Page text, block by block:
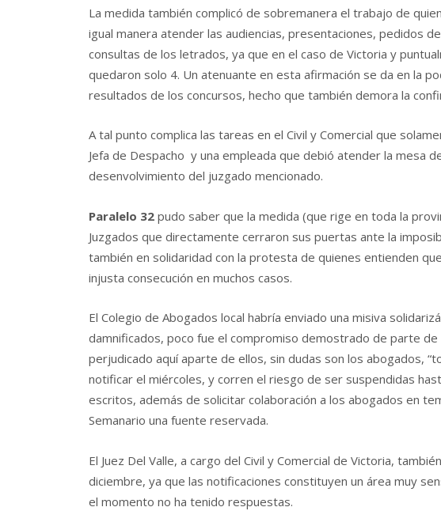
La medida también complicó de sobremanera el trabajo de
igual manera atender las audiencias, presentaciones, pedidos
consultas de los letrados, ya que en el caso de Victoria y
quedaron solo 4. Un atenuante en esta afirmación se da en la
resultados de los concursos, hecho que también demora la
A tal punto complica las tareas en el Civil y Comercial que
Jefa de Despacho y una empleada que debió atender la mesa
desenvolvimiento del juzgado mencionado.
Paralelo 32 pudo saber que la medida (que rige en toda la
Juzgados que directamente cerraron sus puertas ante la
también en solidaridad con la protesta de quienes entienden
injusta consecución en muchos casos.
El Colegio de Abogados local habría enviado una misiva
damnificados, poco fue el compromiso demostrado de parte
perjudicado aquí aparte de ellos, sin dudas son los abogados,
notificar el miércoles, y corren el riesgo de ser suspendidas
escritos, además de solicitar colaboración a los abogados en
Semanario una fuente reservada.
El Juez Del Valle, a cargo del Civil y Comercial de Victoria,
diciembre, ya que las notificaciones constituyen un área muy
el momento no ha tenido respuestas.